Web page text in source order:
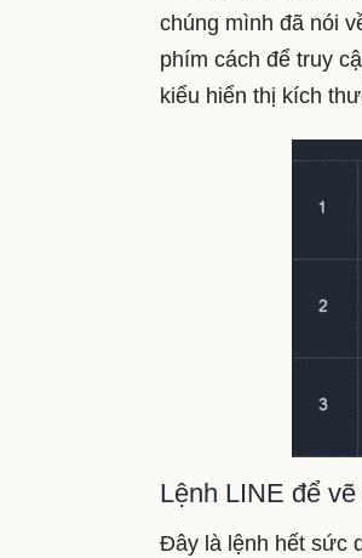
chúng mình đã nói
phím cách để truy
kiểu hiển thị kích
Lệnh LINE để
Đây là lệnh hết sức